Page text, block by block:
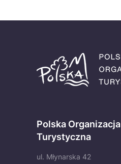
Polska Organizacja
Turystyczna
ul. Młynarska 42